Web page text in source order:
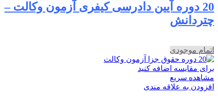
20 دوره آیین دادرسی کیفری آزمون وکالت –
چتردانش
اتمام موجودی
برای مقایسه اضافه کنید
مشاهده سریع
افزودن به علاقه مندی